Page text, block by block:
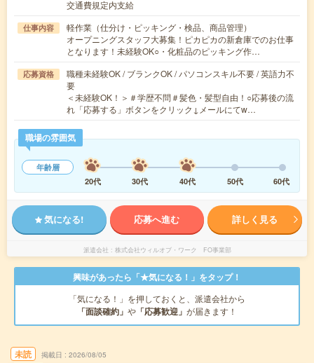
交通費規定内支給
仕事内容
軽作業（仕分け・ピッキング・検品、商品管理）
オープニングスタッフ大募集！ピカピカの新倉庫でのお仕事
となります！未経験OK○・化粧品のピッキング作…
応募資格
職種未経験OK / ブランクOK / パソコンスキル不要 / 英語力不
要
＜未経験OK！＞＃学歴不問＃髪色・髪型自由！○応募後の流
れ「応募する」ボタンをクリック↓メールにてw…
職場の雰囲気
年齢層
20代
30代 40代 50代 60代
気になる! 応募へ進む 詳しく見る
派遣会社 株式会社ウィルオブ・ワーク FO事業部
興味があったら「★気になる！」をタップ！
「気になる！」を押しておくと、派遣会社から
「面談確約」 や 「応募歓迎」 が届きます！
未読 掲載日 2026/08/05